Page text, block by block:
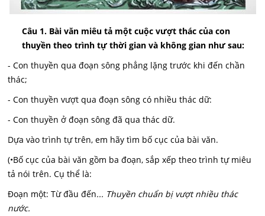
Câu 1. Bài văn miêu tả một cuộc vượt thác của con
thuyền theo trình tự thời gian và không gian như sau:
- Con thuyền qua đoạn sông phẳng lặng trước khi đến chần
thác;
- Con thuyền vượt qua đoạn sông có nhiều thác dữ:
- Con thuyền ở đoạn sông đã qua thác dữ.
Dựa vào trình tự trên, em hãy tìm bố cục của bài văn.
(•Bố cục của bài văn gồm ba đoạn, sắp xếp theo trình tự miêu
tả nói trên. Cụ thể là:
Đoạn một: Từ đầu đến... Thuyền chuẩn bị vượt nhiều thác
nước.